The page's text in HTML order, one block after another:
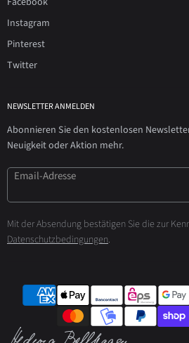
Instagram
Pinterest
Twitter
NEWSLETTER ANMELDEN
Abonnieren Sie den kostenlosen
Neuigkeit oder Aktion mehr.
Email-Adresse
Mit der Absendung bestätigen Sie die zur
Datenschutzbedingungen.